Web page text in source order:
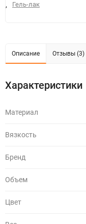
, Гель-лак
Описание Отзывы (3)
Характеристики
Материал
Вязкость
Бренд
Объем
Цвет